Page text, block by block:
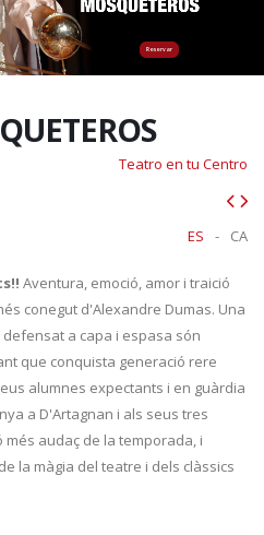
Reservar
Teatro en tu Centro
CA
-
ES
Aventura, emoció, amor i traició
conegut d'Alexandre Dumas. Una
a capa i espasa són
que conquista generació rere
alumnes expectants i en guàrdia
a D'Artagnan i als seus tres
audaç de la temporada, i
la màgia del teatre i dels clàssics